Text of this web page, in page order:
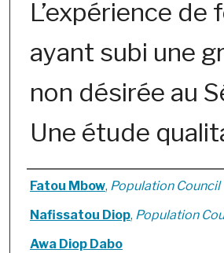
L’expérience de
ayant subi une
non désirée au
Une étude
Authors
Fatou Mbow, Population Council
Nafissatou Diop, Population
Awa Diop Dabo